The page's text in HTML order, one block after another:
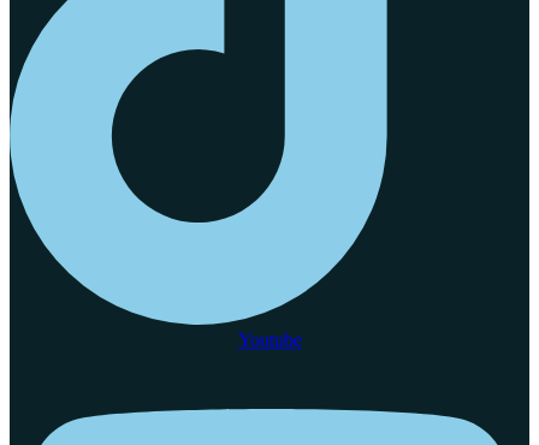
Youtube